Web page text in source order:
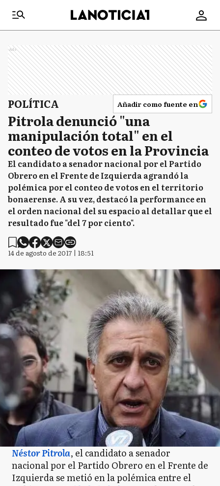
Ads
POLÍTICA Añadir como fuente en
Pitrola denunció "una
manipulación total" en el
conteo de votos en la Provincia
El candidato a senador nacional por el Partido
Obrero en el Frente de Izquierda agrandó la
polémica por el conteo de votos en el territorio
bonaerense. A su vez, destacó la performance en
el orden nacional del su espacio al detallar que el
resultado fue "del 7 por ciento".
14 de agosto de 2017 | 18:51
Néstor Pitrola, el candidato a senador
nacional por el Partido Obrero en el Frente de
Izquierda se metió en la polémica entre el